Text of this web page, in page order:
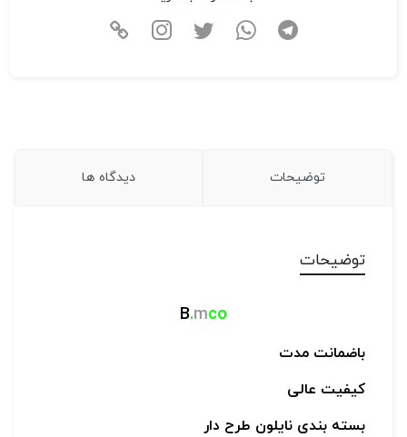
توضیحات دیدگاه ها
توضیحات
B.mco
باضمانت مدت
کیفیت عالی
بسته بندی نایلون طرح دار